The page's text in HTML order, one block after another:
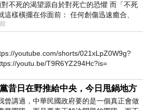
對不死的渴望源自於對死亡的恐懼 而「不死
這樣橫擺在你面前： 任何創傷迅速癒合、
老、痛覺消失…堪
youtube.com/shorts/021xLpZ0W9g?
youtu.be/T9R6YZ294Hc?is=
昔日在野推給中央，今日甩鍋地方
曾講過，中華民國政府要的是一個真正會做